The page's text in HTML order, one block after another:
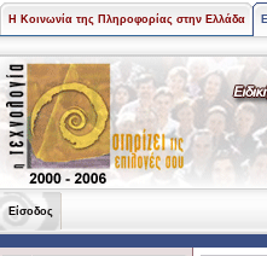
Η Κοινωνία της Πληροφορίας στην Ελλάδα
Είσοδος